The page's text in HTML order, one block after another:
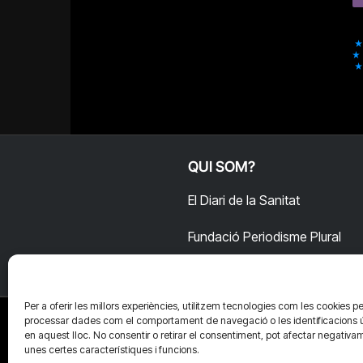
Per a oferir les millors experiències, utilitzem tecnologies com les cookies
processar dades com el comportament de navegació o les identificacions
en aquest lloc. No consentir o retirar el consentiment, pot afectar
unes certes característiques i funcions.
QUI SOM?
El Diari de la Sanitat
Fundació Periodisme Plural